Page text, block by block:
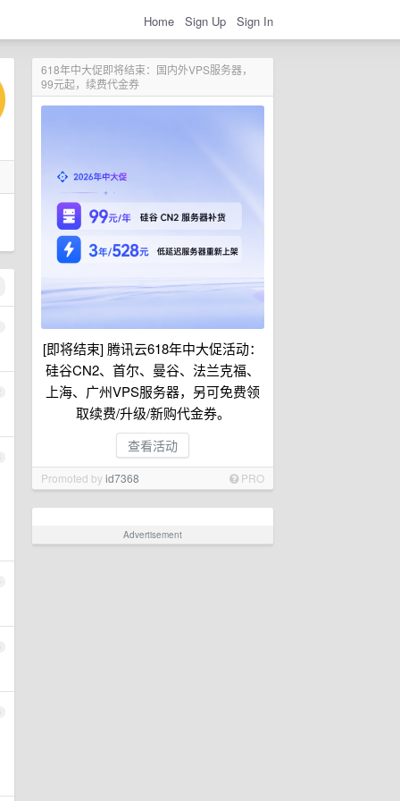
Home Sign Up Sign In
618年中大促即将结束：国内外VPS服务器，
99元起，续费代金券
[即将结束] 腾讯云618年中大促活动：
硅谷CN2、首尔、曼谷、法兰克福、
上海、广州VPS服务器，另可免费领
取续费/升级/新购代金券。
查看活动
Promoted byid7368 PRO
Advertisement